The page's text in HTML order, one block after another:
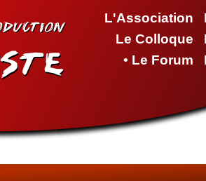
L'Association
Le Colloque
• Le Forum